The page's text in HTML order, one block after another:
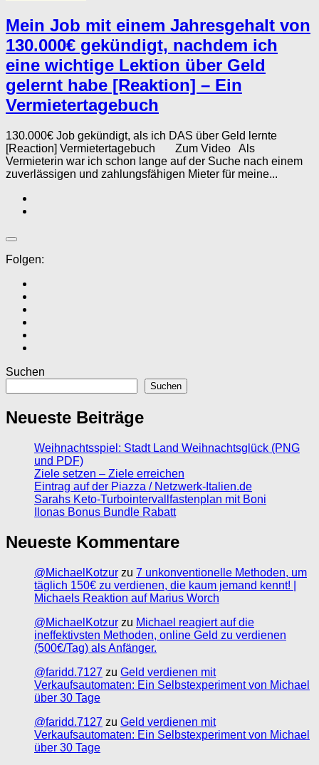
Mein Job mit einem Jahresgehalt von
130.000€ gekündigt, nachdem ich
eine wichtige Lektion über Geld
gelernt habe [Reaktion] – Ein
Vermietertagebuch
130.000€ Job gekündigt, als ich DAS über Geld lernte
[Reaction] Vermietertagebuch Zum Video Als
Vermieterin war ich schon lange auf der Suche nach einem
zuverlässigen und zahlungsfähigen Mieter für meine...
Folgen:
Suchen
Suchen
Neueste Beiträge
Weihnachtsspiel: Stadt Land Weihnachtsglück (PNG
und PDF)
Ziele setzen – Ziele erreichen
Eintrag auf der Piazza / Netzwerk-Italien.de
Sarahs Keto-Turbointervallfastenplan mit Boni
Ilonas Bonus Bundle Rabatt
Neueste Kommentare
@MichaelKotzur zu 7 unkonventionelle Methoden, um
täglich 150€ zu verdienen, die kaum jemand kennt! |
Michaels Reaktion auf Marius Worch
@MichaelKotzur zu Michael reagiert auf die
ineffektivsten Methoden, online Geld zu verdienen
(500€/Tag) als Anfänger.
@faridd.7127 zu Geld verdienen mit
Verkaufsautomaten: Ein Selbstexperiment von Michael
über 30 Tage
@faridd.7127 zu Geld verdienen mit
Verkaufsautomaten: Ein Selbstexperiment von Michael
über 30 Tage